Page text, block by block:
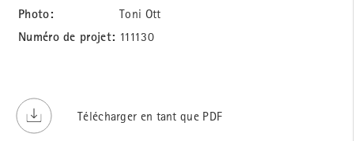
Photo: Toni Ott
Numéro de projet: 111130
Télécharger en tant que PDF